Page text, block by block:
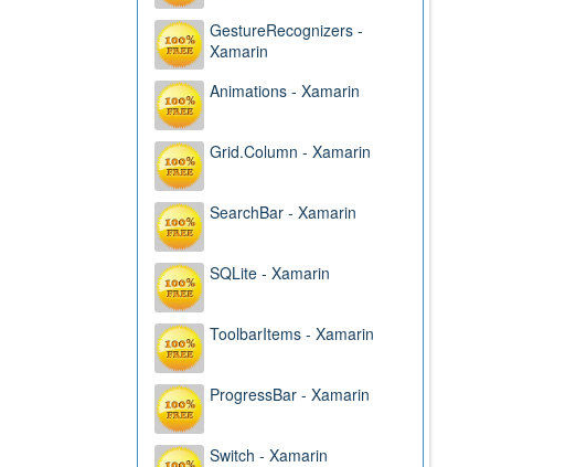
GestureRecognizers -
Xamarin
Animations - Xamarin
Grid.Column - Xamarin
SearchBar - Xamarin
SQLite - Xamarin
ToolbarItems - Xamarin
ProgressBar - Xamarin
Switch - Xamarin